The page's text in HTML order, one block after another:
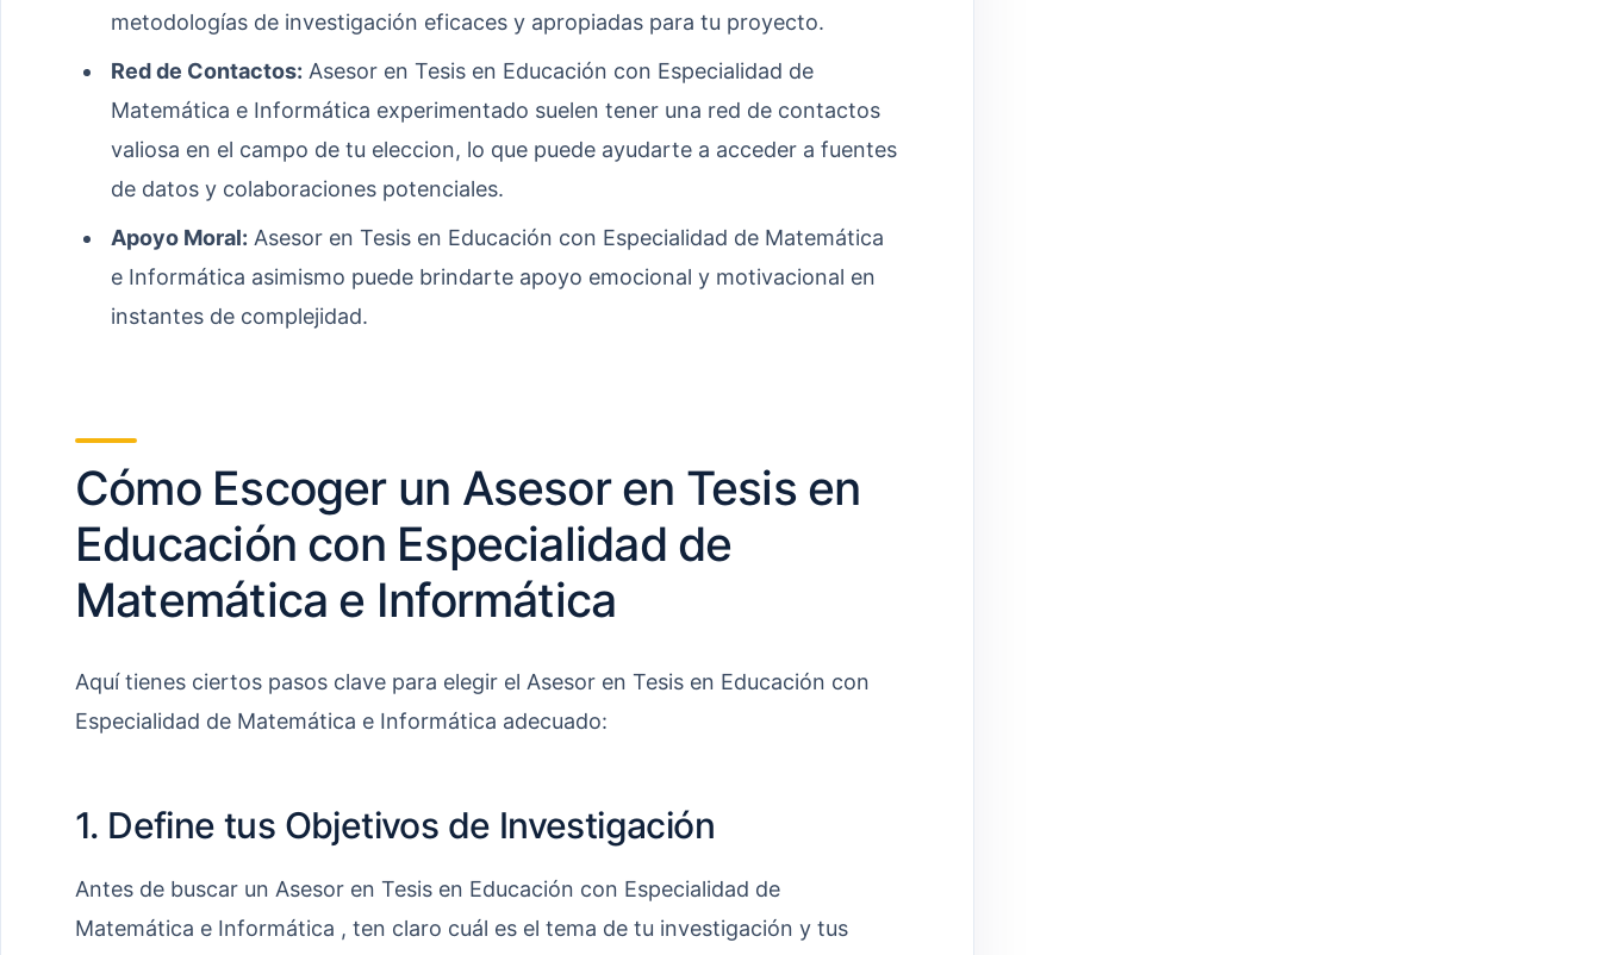
metodologías de investigación eficaces y apropiadas para tu proyecto.
Red de Contactos: Asesor en Tesis en Educación con Especialidad de
Matemática e Informática experimentado suelen tener una red de contactos
valiosa en el campo de tu eleccion, lo que puede ayudarte a acceder a fuentes
de datos y colaboraciones potenciales.
Apoyo Moral: Asesor en Tesis en Educación con Especialidad de Matemática
e Informática asimismo puede brindarte apoyo emocional y motivacional en
instantes de complejidad.
Cómo Escoger un Asesor en Tesis en
Educación con Especialidad de
Matemática e Informática
Aquí tienes ciertos pasos clave para elegir el Asesor en Tesis en Educación con
Especialidad de Matemática e Informática adecuado:
1. Define tus Objetivos de Investigación
Antes de buscar un Asesor en Tesis en Educación con Especialidad de
Matemática e Informática , ten claro cuál es el tema de tu investigación y tus